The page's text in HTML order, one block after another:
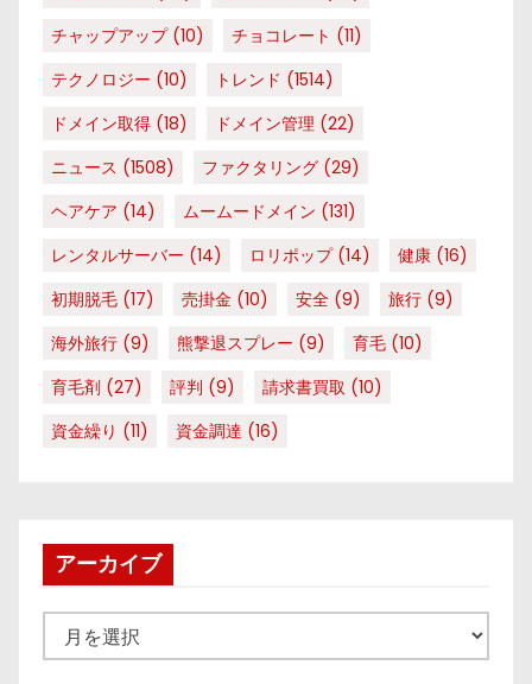
チャップアップ(10) チョコレート (11)
テクノロジー (10) トレンド (1514)
ドメイン取得 (18) ドメイン管理 (22)
ニュース (1508) ファクタリング (29)
ヘアケア (14) ムームードメイン (131)
レンタルサーバー (14) ロリポップ(14) 健康 (16)
初期脱毛 (17) 売掛金 (10) 安全 (9) 旅行 (9)
海外旅行 (9) 熊撃退スプレー (9) 育毛 (10)
育毛剤 (27) 評判 (9) 請求書買取 (10)
資金繰り (11) 資金調達 (16)
アーカイブ
ー